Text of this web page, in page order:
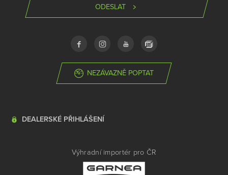
ODESLAT
NEZÁVAZNĚ POPTAT
DEALERSKÉ PŘIHLÁŠENÍ
Výhradní importér pro ČR